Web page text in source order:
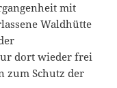
mit
Waldhütte
dort wieder frei
zum Schutz der